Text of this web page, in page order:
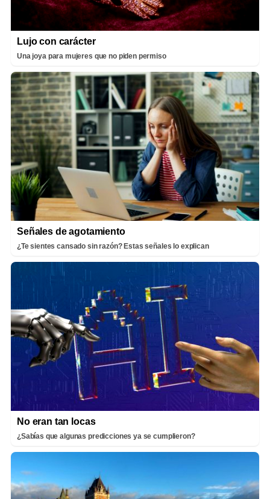
Lujo con carácter
Una joya para mujeres que no piden permiso
Señales de agotamiento
¿Te sientes cansado sin razón? Estas señales lo explican
No eran tan locas
¿Sabías que algunas predicciones ya se cumplieron?